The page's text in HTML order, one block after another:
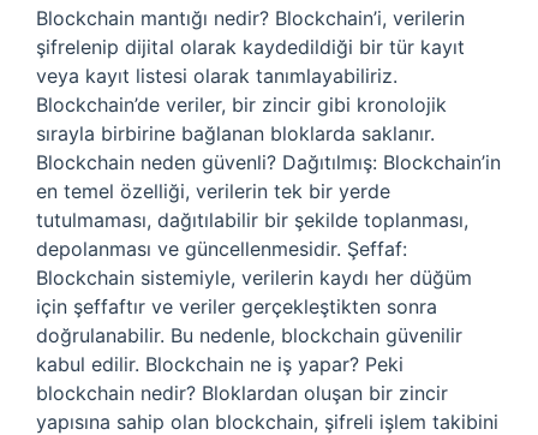
Blockchain mantığı nedir? Blockchain’i, verilerin
şifrelenip dijital olarak kaydedildiği bir tür kayıt
veya kayıt listesi olarak tanımlayabiliriz.
Blockchain’de veriler, bir zincir gibi kronolojik
sırayla birbirine bağlanan bloklarda saklanır.
Blockchain neden güvenli? Dağıtılmış: Blockchain’in
en temel özelliği, verilerin tek bir yerde
tutulmaması, dağıtılabilir bir şekilde toplanması,
depolanması ve güncellenmesidir. Şeffaf:
Blockchain sistemiyle, verilerin kaydı her düğüm
için şeffaftır ve veriler gerçekleştikten sonra
doğrulanabilir. Bu nedenle, blockchain güvenilir
kabul edilir. Blockchain ne iş yapar? Peki
blockchain nedir? Bloklardan oluşan bir zincir
yapısına sahip olan blockchain, şifreli işlem takibini